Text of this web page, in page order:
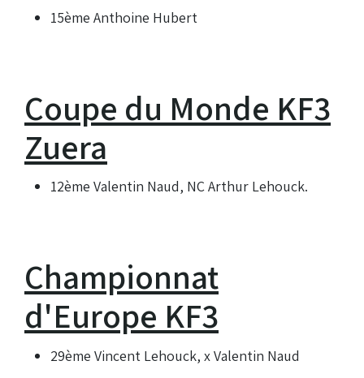
15ème Anthoine Hubert
Coupe du Monde KF3
Zuera
12ème Valentin Naud, NC Arthur Lehouck.
Championnat
d'Europe KF3
29ème Vincent Lehouck, x Valentin Naud